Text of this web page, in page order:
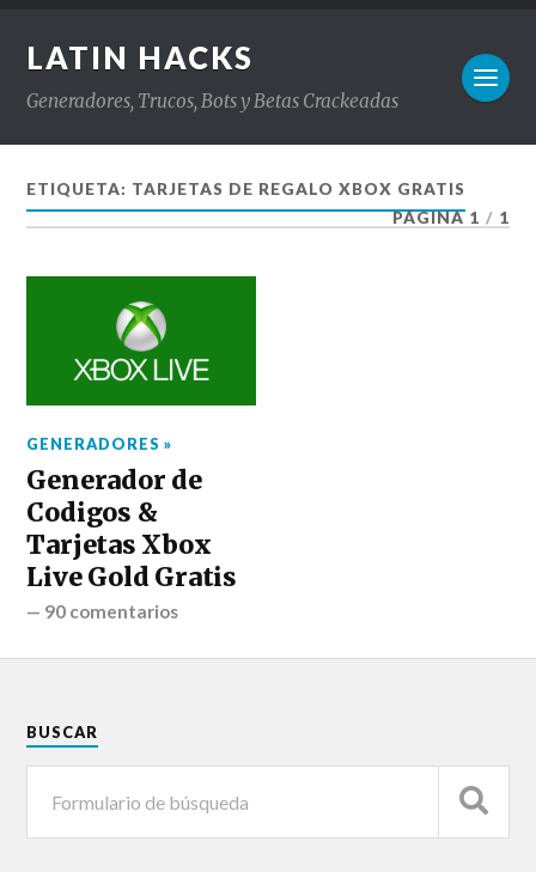
LATIN HACKS
Generadores, Trucos, Bots y Betas Crackeadas
ETIQUETA: TARJETAS DE REGALO XBOX GRATIS
PÁGINA 1 / 1
GENERADORES »
Generador de
Codigos &
Tarjetas Xbox
Live Gold Gratis
— 90 comentarios
BUSCAR